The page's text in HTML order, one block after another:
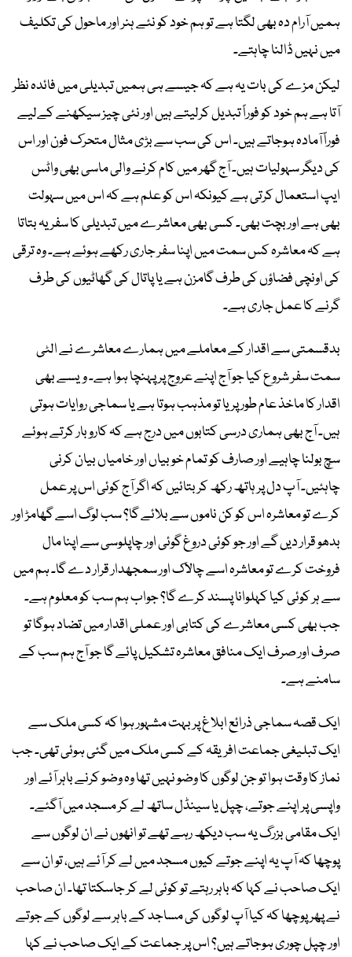
ہمیں آرام دہ بھی لگتا ہے تو ہم خود کو نئے ہنر اور ماحول کی تکلیف
میں نہیں ڈالنا چاہتے۔
لیکن مزے کی بات یہ ہے کہ جیسے ہی ہمیں تبدیلی میں فائدہ نظر
آتا ہے ہم خود کو فوراً تبدیل کرلیتے ہیں اور نئی چیز سیکھنے کےلیے
فوراً آمادہ ہوجاتے ہیں۔ اس کی سب سے بڑی مثال متحرک فون اور اس
کی دیگر سہولیات ہیں۔ آج گھر میں کام کرنے والی ماسی بھی واٹس
ایپ استعمال کرتی ہے کیونکہ اس کو علم ہے کہ اس میں سہولت
بھی ہے اور بچت بھی۔ کسی بھی معاشرے میں تبدیلی کا سفر یہ بتاتا
ہے کہ معاشرہ کس سمت میں اپنا سفر جاری رکھے ہوئے ہے۔ وہ ترقی
کی اونچی فضاؤں کی طرف گامزن ہے یا پاتال کی گھاٹیوں کی طرف
گرنے کا عمل جاری ہے۔
بدقسمتی سے اقدار کے معاملے میں ہمارے معاشرے نے الٹی
سمت سفر شروع کیا جو آج اپنے عروج پر پہنچا ہوا ہے۔ ویسے بھی
اقدار کا ماخذ عام طور پر یا تو مذہب ہوتا ہے یا سماجی روایات ہوتی
ہیں۔ آج بھی ہماری درسی کتابوں میں درج ہے کہ کاروبار کرتے ہوئے
سچ بولنا چاہیے اور صارف کو تمام خوبیاں اور خامیاں بیان کرنی
چاہئیں۔ آپ دل پر ہاتھ رکھ کر بتائیں کہ اگر آج کوئی اس پر عمل
کرے تو معاشرہ اس کو کن ناموں سے بلائے گا؟ سب لوگ اسے گھامڑ اور
بدھو قرار دیں گے اور جو کوئی دروغ گوئی اور چاپلوسی سے اپنا مال
فروخت کرے تو معاشرہ اسے چالاک اور سمجھدار قرار دے گا۔ ہم میں
سے ہر کوئی کیا کہلوانا پسند کرے گا؟ جواب ہم سب کو معلوم ہے۔
جب بھی کسی معاشرے کی کتابی اور عملی اقدار میں تضاد ہوگا تو
صرف اور صرف ایک منافق معاشرہ تشکیل پائے گا جو آج ہم سب کے
سامنے ہے۔
ایک قصہ سماجی ذرائع ابلاغ پر بہت مشہور ہوا کہ کسی ملک سے
ایک تبلیغی جماعت افریقہ کے کسی ملک میں گئی ہوئی تھی۔ جب
نماز کا وقت ہوا تو جن لوگوں کا وضو نہیں تھا وہ وضو کرنے باہر آئے اور
واپسی پر اپنے جوتے، چپل یا سینڈل ساتھ لے کر مسجد میں آگئے۔
ایک مقامی بزرگ یہ سب دیکھ رہے تھے تو انھوں نے ان لوگوں سے
پوچھا کہ آپ یہ اپنے جوتے کیوں مسجد میں لے کر آئے ہیں، تو ان سے
ایک صاحب نے کہا کہ باہر رہتے تو کوئی لے کر جاسکتا تھا۔ ان صاحب
نے پھر پوچھا کہ کیا آپ لوگوں کی مساجد کے باہر سے لوگوں کے جوتے
اور چپل چوری ہوجاتے ہیں؟ اس پر جماعت کے ایک صاحب نے کہا